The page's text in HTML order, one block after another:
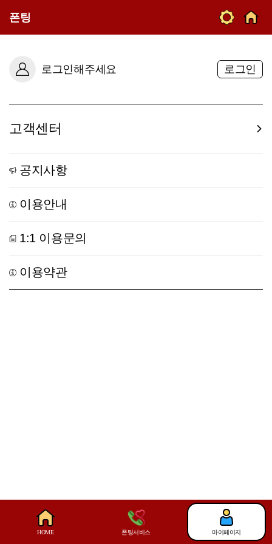
폰팅
HOME 폰팅서비스 마이페이지
로그인해주세요 로그인
고객센터
공지사항
이용안내
1:1 이용문의
이용약관